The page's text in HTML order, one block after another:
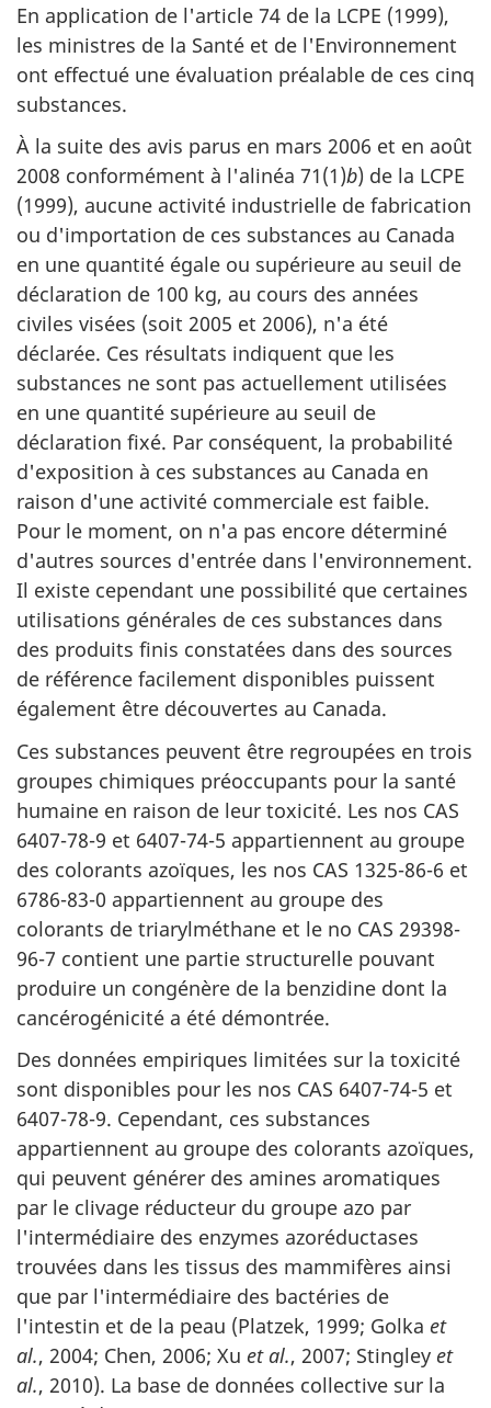
En application de l'article 74 de la LCPE (1999),
les ministres de la Santé et de l'Environnement
ont effectué une évaluation préalable de ces cinq
substances.
À la suite des avis parus en mars 2006 et en août
2008 conformément à l'alinéa 71(1)b) de la LCPE
(1999), aucune activité industrielle de fabrication
ou d'importation de ces substances au Canada
en une quantité égale ou supérieure au seuil de
déclaration de 100 kg, au cours des années
civiles visées (soit 2005 et 2006), n'a été
déclarée. Ces résultats indiquent que les
substances ne sont pas actuellement utilisées
en une quantité supérieure au seuil de
déclaration fixé. Par conséquent, la probabilité
d'exposition à ces substances au Canada en
raison d'une activité commerciale est faible.
Pour le moment, on n'a pas encore déterminé
d'autres sources d'entrée dans l'environnement.
Il existe cependant une possibilité que certaines
utilisations générales de ces substances dans
des produits finis constatées dans des sources
de référence facilement disponibles puissent
également être découvertes au Canada.
Ces substances peuvent être regroupées en trois
groupes chimiques préoccupants pour la santé
humaine en raison de leur toxicité. Les nos CAS
6407-78-9 et 6407-74-5 appartiennent au groupe
des colorants azoïques, les nos CAS 1325-86-6 et
6786-83-0 appartiennent au groupe des
colorants de triarylméthane et le no CAS 29398-
96-7 contient une partie structurelle pouvant
produire un congénère de la benzidine dont la
cancérogénicité a été démontrée.
Des données empiriques limitées sur la toxicité
sont disponibles pour les nos CAS 6407-74-5 et
6407-78-9. Cependant, ces substances
appartiennent au groupe des colorants azoïques,
qui peuvent générer des amines aromatiques
par le clivage réducteur du groupe azo par
l'intermédiaire des enzymes azoréductases
trouvées dans les tissus des mammifères ainsi
que par l'intermédiaire des bactéries de
l'intestin et de la peau (Platzek, 1999; Golka et
al., 2004; Chen, 2006; Xu et al., 2007; Stingley et
al., 2010). La base de données collective sur la